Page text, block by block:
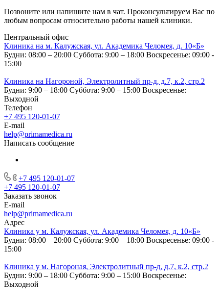
Позвоните или напишите нам в чат. Проконсультируем Вас по
любым вопросам относительно работы нашей клиники.
Центральный офис
Клиника на м. Калужская, ул. Академика Челомея, д. 10«Б»
Будни: 08:00 – 20:00 Суббота: 9:00 – 18:00 Воскресенье: 09:00 -
15:00
Клиника на Нагороной, Электролитный пр-д, д.7, к.2, стр.2
Будни: 9:00 – 18:00 Суббота: 9:00 – 15:00 Воскресенье:
Выходной
Телефон
+7 495 120-01-07
E-mail
help@primamedica.ru
Написать сообщение
+7 495 120-01-07
+7 495 120-01-07
Заказать звонок
E-mail
help@primamedica.ru
Адрес
Клиника у м. Калужская, ул. Академика Челомея, д. 10«Б»
Будни: 08:00 – 20:00 Суббота: 9:00 – 18:00 Воскресенье: 09:00 -
15:00
Клиника у м. Нагороная, Электролитный пр-д, д.7, к.2, стр.2
Будни: 9:00 – 18:00 Суббота: 9:00 – 15:00 Воскресенье:
Выходной